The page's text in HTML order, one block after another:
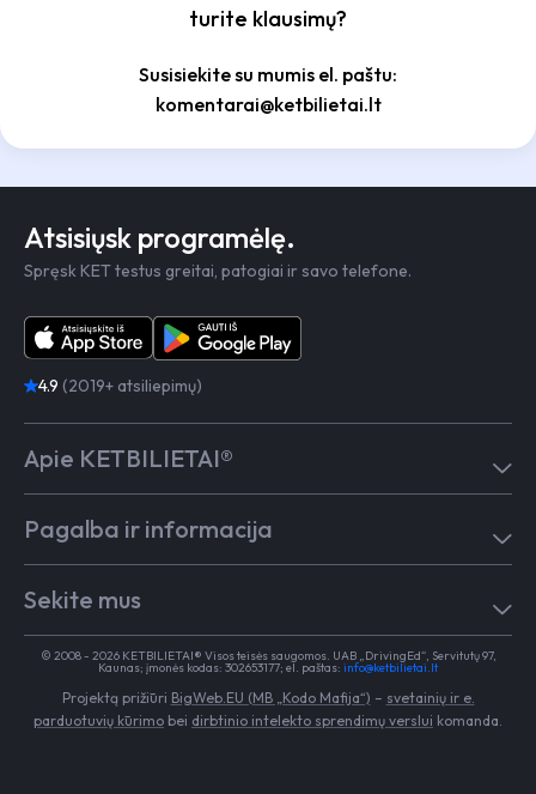
turite klausimų?
Susisiekite su mumis el. paštu:
komentarai@ketbilietai.lt
Atsisiųsk programėlę.
Spręsk KET testus greitai, patogiai ir savo telefone.
4.9 (2019+ atsiliepimų)
Apie KETBILIETAI®
Kaip mokytis
Testai
Test in English
Kontaktai
Vairavimo mokykloms
Apie KETBILIETAI®
Pagalba ir informacija
Dažniausiai užduodami klausimai
Egzaminai Regitroje
Medicininė pažyma
Naujienos
Sekite mus
TikTok
Facebook
Instagram
© 2008 - 2026 KETBILIETAI® Visos teisės saugomos. UAB „DrivingEd“, Servitutų 97,
Kaunas; įmonės kodas: 302653177; el. paštas: info@ketbilietai.lt
Projektą prižiūri BigWeb.EU (MB „Kodo Mafija“) – svetainių ir e.
parduotuvių kūrimo bei dirbtinio intelekto sprendimų verslui komanda.